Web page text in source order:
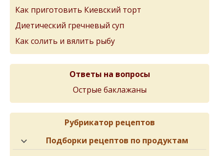
Как приготовить Киевский торт
Диетический гречневый суп
Как солить и вялить рыбу
Ответы на вопросы
Острые баклажаны
Рубрикатор рецептов
Подборки рецептов по продуктам